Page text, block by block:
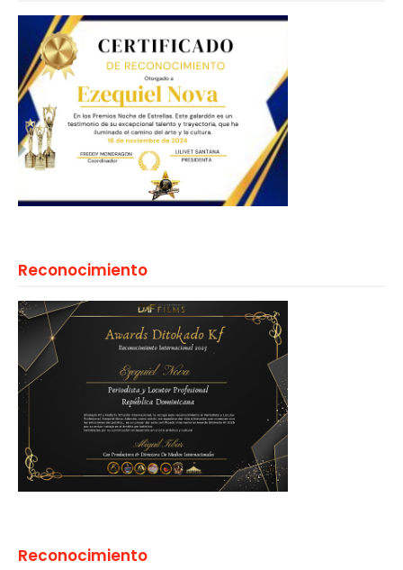
Reconocimiento
Reconocimiento